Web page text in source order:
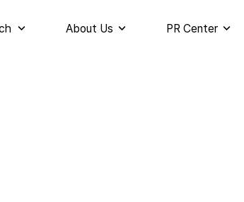
About Us PR Center